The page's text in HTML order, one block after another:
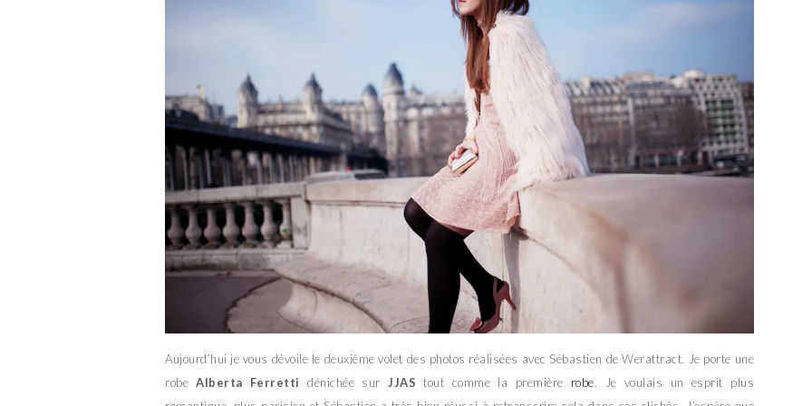
Aujourd’hui je vous dévoile le deuxième volet des photos réalisées avec Sébastien de Werattract. Je porte une
robeAlberta Ferretti dénichée sur JJAS tout comme la première robe. Je voulais un esprit plus